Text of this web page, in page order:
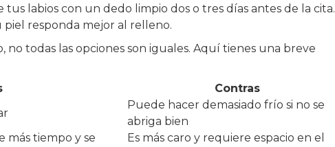
labios con un dedo limpio dos o tres días antes de la cita.
responda mejor al relleno.
no todas las opciones son iguales. Aquí tienes una breve
Contras
Puede hacer demasiado frío si no se
abriga bien
más tiempo y se
Es más caro y requiere espacio en el